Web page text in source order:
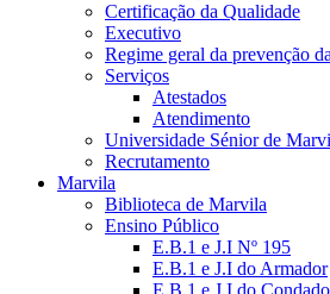
Certificação da Qualidade
Executivo
Regime geral da prevenção
Serviços
Atestados
Atendimento
Universidade Sénior de
Recrutamento
Marvila
Biblioteca de Marvila
Ensino Público
E.B.1 e J.I Nº 195
E.B.1 e J.I do Armador
E.B.1 e J.I do Condado